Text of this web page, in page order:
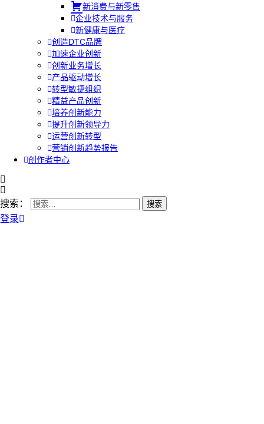
新消费与新零售
企业技术与服务
新健康与医疗
创造DTC品牌
加速企业创新
创新业务增长
产品驱动增长
转型敏捷组织
精益产品创新
培养创新能力
提升创新领导力
运营创新转型
营销创新趋势报告
创作者中心
搜索：
登录